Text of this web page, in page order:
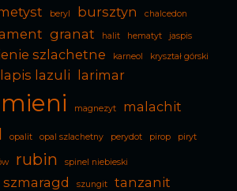
beryl bursztyn chalcedon
granat halit hematyt
jaspis
szlachetne karneol kryształ górski
lapis lazuli larimar
magnezyt
malachit
opalit opal szlachetny perydot pirop piryt
rubin spinel niebieski
szmaragd szungit tanzanit